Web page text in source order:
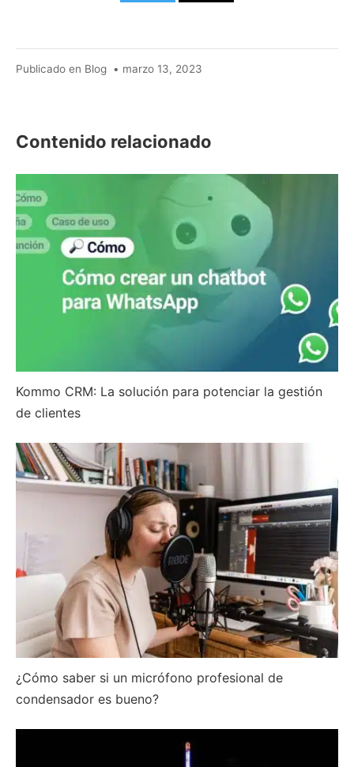
Publicado en Blog • marzo 13, 2023
Contenido relacionado
Kommo CRM: La solución para potenciar la gestión
de clientes
¿Cómo saber si un micrófono profesional de
condensador es bueno?